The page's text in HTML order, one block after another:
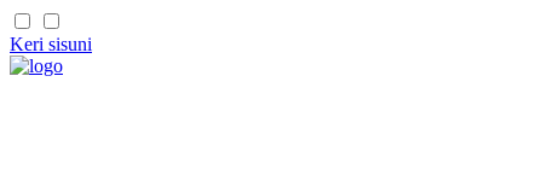
Keri sisuni